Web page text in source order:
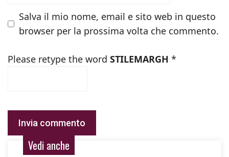
Salva il mio nome, email e sito web in questo
browser per la prossima volta che commento.
Please retype the word STILEMARGH *
Vedi anche